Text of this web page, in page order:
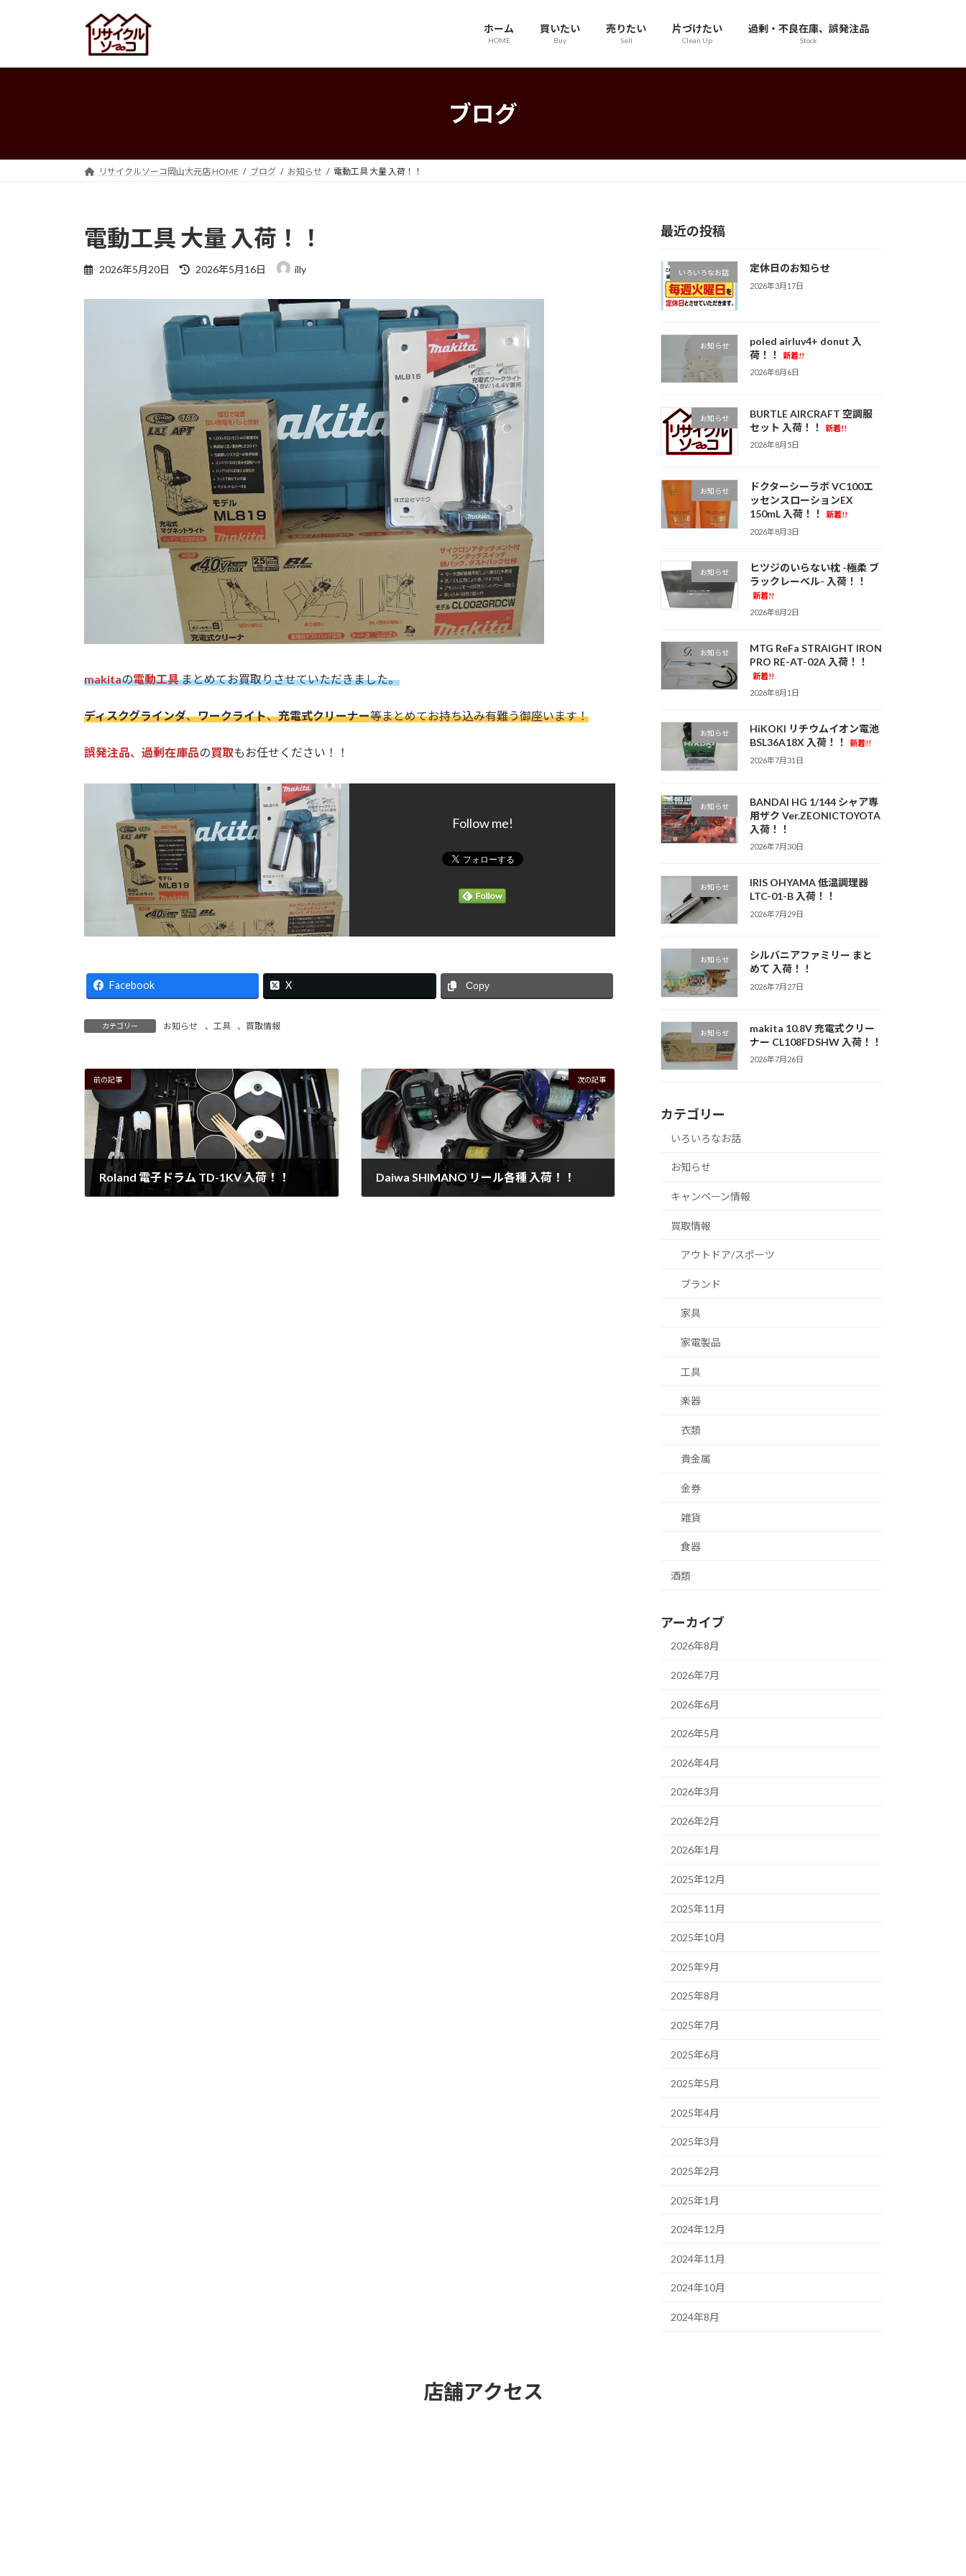
プ
動
ホーム
HOME
買いたい
Buy
売りたい
Sell
片づけたい
Clean Up
過剰・不良在庫、誤発注品
Stock
ブログ
リサイクルソーコ岡山大元店 HOME ブログ お知らせ 電動工具 大量 入荷！！
電動工具 大量 入荷！！
2026年5月20日
最
日
2026年5月16日 illy
makitaの電動工具まとめてお買取りさせていただきました。
ディスクグラインダ、ワークライト、充電式クリーナー等まとめてお持ち込み有難う御座います！
誤発注品、 過剰在庫品の買取もお任せください！！
Follow me!
Facebook X Copy
カテゴリー お知らせ 、 工具 、 買取情報
前の記事
Roland 電子ドラム TD-1KV 入荷！！
次の記事
Daiwa SHIMANO リール各種 入荷！！
最近の投稿
いろいろなお話 定休日のお知らせ
2026年3月17日
お知らせ
poled airluv4+ donut 入
荷！！
新着!!
2026年8月6日
お知らせ
BURTLE AIRCRAFT 空調服
セット 入荷！！
新着!!
2026年8月5日
お知らせ
ドクターシーラボ VC100エ
ッセンスローションEX
150mL 入荷！！
新着!!
2026年8月3日
お知らせ
ヒツジのいらない枕 -極柔 ブ
ラックレーベル- 入荷！！
新着!!
2026年8月2日
お知らせ
MTG ReFa STRAIGHT IRON
PRO RE-AT-02A 入荷！！
新着!!
2026年8月1日
お知らせ
HiKOKI リチウムイオン電池
BSL36A18X 入荷！！
新着!!
2026年7月31日
お知らせ
BANDAI HG 1/144 シャア専
用ザク Ver.ZEONICTOYOTA
入荷！！
2026年7月30日
お知らせ
IRIS OHYAMA 低温調理器
LTC-01-B 入荷！！
2026年7月29日
お知らせ
シルバニアファミリー まと
めて 入荷！！
2026年7月27日
お知らせ
makita 10.8V 充電式クリー
ナー CL108FDSHW 入荷！！
2026年7月26日
カテゴリー
いろいろなお話
お知らせ
キャンペーン情報
買取情報
アウトドア/スポーツ
ブランド
家具
家電製品
工具
楽器
衣類
貴金属
金券
雑貨
食器
酒類
アーカイブ
2026年8月
2026年7月
2026年6月
2026年5月
2026年4月
2026年3月
2026年2月
2026年1月
2025年12月
2025年11月
2025年10月
2025年9月
2025年8月
2025年7月
2025年6月
2025年5月
2025年4月
2025年3月
2025年2月
2025年1月
2024年12月
2024年11月
2024年10月
2024年8月
店舗アクセス